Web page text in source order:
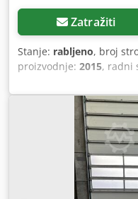
Zatražiti
Stanje: rabljeno, broj
proizvodnje: 2015, radni
goriva:električni, vrsta
, napon
ukupna masa:551 kg,
Serijski broj: 98133439
Ah (iz 2019.)